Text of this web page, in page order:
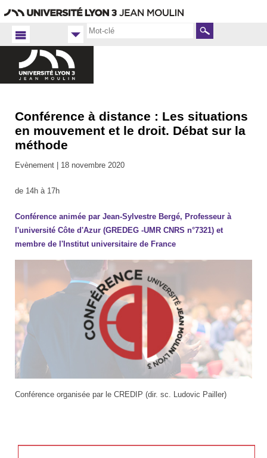
Rechercher
Accueil
Droit
2020-
Conférence à distance : Les situations
en mouvement et le droit. Débat sur la
méthode
Evènement | 18 novembre 2020
de 14h à 17h
Conférence animée par Jean-Sylvestre Bergé, Professeur à
l'université Côte d'Azur (GREDEG -UMR CNRS n°7321) et
membre de l'Institut universitaire de France
Actu_conference
Conférence organisée par le CREDIP (dir. sc. Ludovic Pailler)